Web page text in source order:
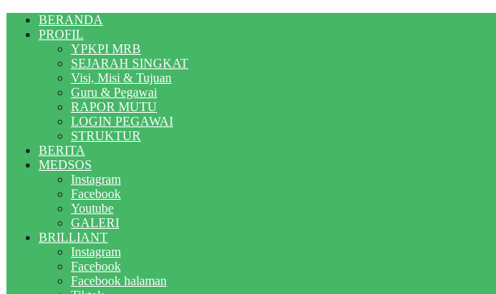
BERANDA
PROFIL
YPKPI MRB
SEJARAH SINGKAT
Visi, Misi & Tujuan
Guru & Pegawai
RAPOR MUTU
LOGIN PEGAWAI
STRUKTUR
BERITA
MEDSOS
Instagram
Facebook
Youtube
GALERI
BRILLIANT
Instagram
Facebook
Facebook halaman